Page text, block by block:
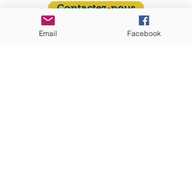
ADRESSE
Contactez-nous
Email Facebook